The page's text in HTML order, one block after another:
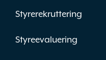
Styrerekruttering
Styreevaluering